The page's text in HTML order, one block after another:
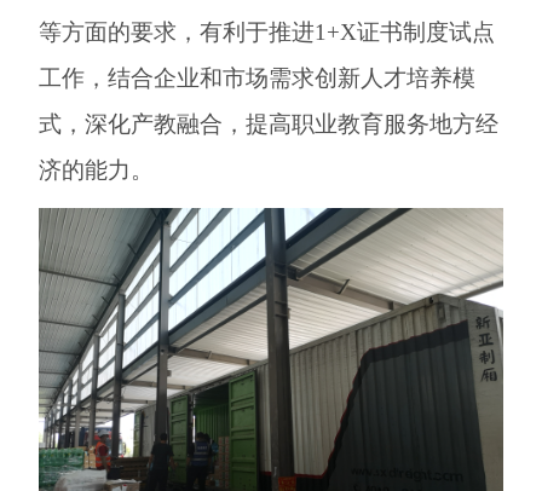
等方面的要求，有利于推进1+X证书制度试点
工作，结合企业和市场需求创新人才培养模
式，深化产教融合，提高职业教育服务地方经
济的能力。